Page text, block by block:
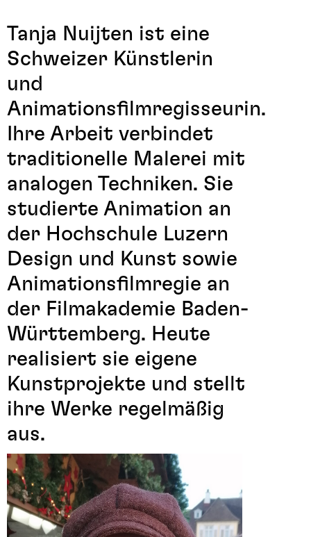
Tanja Nuijten ist eine
Schweizer Künstlerin
und
Animationsfilmregisseurin.
Ihre Arbeit verbindet
traditionelle Malerei mit
analogen Techniken. Sie
studierte Animation an
der Hochschule Luzern
Design und Kunst sowie
Animationsfilmregie an
der Filmakademie Baden-
Württemberg. Heute
realisiert sie eigene
Kunstprojekte und stellt
ihre Werke regelmäßig
aus.